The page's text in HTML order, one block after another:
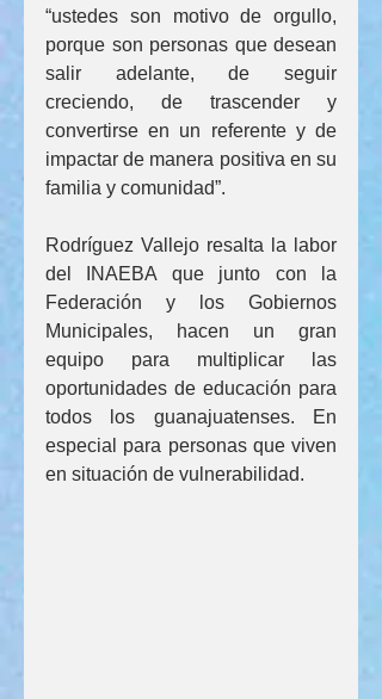
“ustedes son motivo de orgullo,
porque son personas que desean
salir adelante, de seguir
creciendo, de trascender y
convertirse en un referente y de
impactar de manera positiva en su
familia y comunidad”.
Rodríguez Vallejo resalta la labor
del INAEBA que junto con la
Federación y los Gobiernos
Municipales, hacen un gran
equipo para multiplicar las
oportunidades de educación para
todos los guanajuatenses. En
especial para personas que viven
en situación de vulnerabilidad.